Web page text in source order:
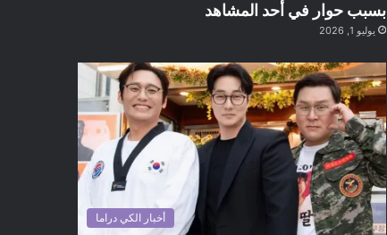
بسبب حوار في أحد المشاهد
يوليو 1, 2026
أخبار الكي دراما